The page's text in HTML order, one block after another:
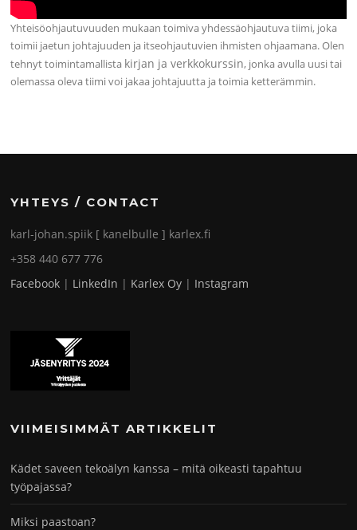
Yhteisöohjautuvuuden mukaan toimiva yhdessäohjautuva tiimi, joka
toimii jaetun johtajuuden ja itseohjautuvien ihmisten ohjaamana. Olen
tehnyt toimintamallista kirjan ja verkkokurssin, jonka avulla uusi tai
olemassa oleva tiimi voi jakaa johtajuutta ja toimia ketterämmin.
YHTEYS / CONTACT
karl-johan.spiik [ kanelbulle ] karlex.fi
+358 440 677 776
Facebook | LinkedIn | Karlex Oy | Instagram
VIIMEISIMMÄT ARTIKKELIT
Kädet saveen tekoälyn kanssa – mitä oikeasti tapahtuu
työpajassa?
Miksi paastoan?